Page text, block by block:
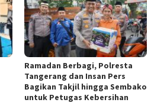
Ramadan Berbagi, Polresta
Tangerang dan Insan Pers
Bagikan Takjil hingga Sembako
untuk Petugas Kebersihan